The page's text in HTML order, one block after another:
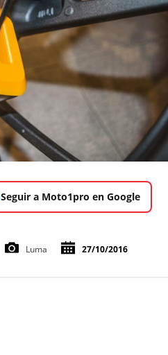
Seguir a Moto1pro en Google
Luma 27/10/2016